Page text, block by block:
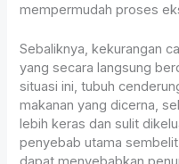
mempermudah proses
Sebaliknya, kekurangan
yang secara langsung
situasi ini, tubuh
makanan yang dicerna,
lebih keras dan sulit
penyebab utama